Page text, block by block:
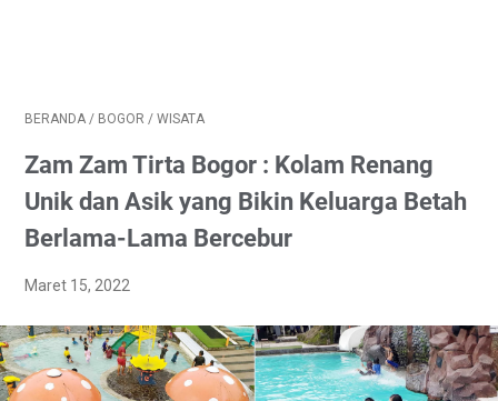
BERANDA / BOGOR / WISATA
Zam Zam Tirta Bogor : Kolam Renang
Unik dan Asik yang Bikin Keluarga Betah
Berlama-Lama Bercebur
Maret 15, 2022